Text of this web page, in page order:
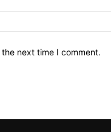
next time I comment.